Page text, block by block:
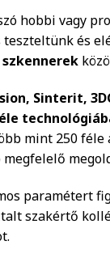
hobbi vagy
és
szkennerek
Sinterit,
mint 250
paramétert
szakértő